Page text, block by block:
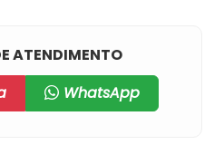
ATENDIMENTO
WhatsApp